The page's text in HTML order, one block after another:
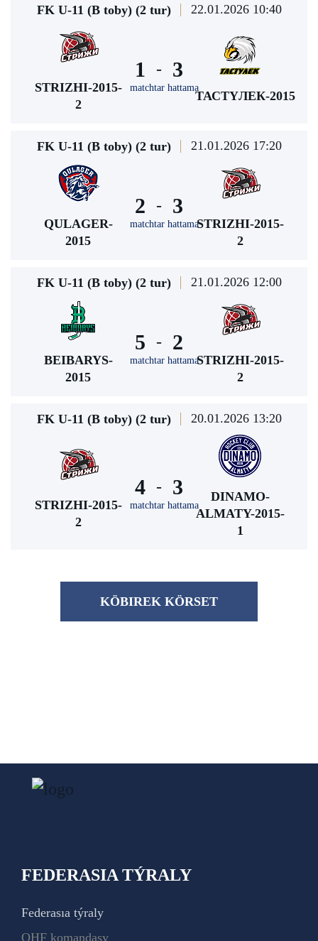
FK U-11 (В toby) (2 tur) 22.01.2026 10:40
STRIZHI-2015-
2
1 -
matchtar hattama
3
ТАСТҮЛЕК-2015
FK U-11 (В toby) (2 tur) 21.01.2026 17:20
QULAGER-
2015
2 -
matchtar hattama
3
STRIZHI-2015-
2
FK U-11 (В toby) (2 tur) 21.01.2026 12:00
BEIBARYS-
2015
5 -
matchtar hattama
2
STRIZHI-2015-
2
FK U-11 (В toby) (2 tur) 20.01.2026 13:20
STRIZHI-2015-
2
4 -
matchtar hattama
3
DINAMO-
ALMATY-2015-
1
KÖBІREK KÖRSET
FEDERASIA TÝRALY
Federasıa týraly
QHF komandasy